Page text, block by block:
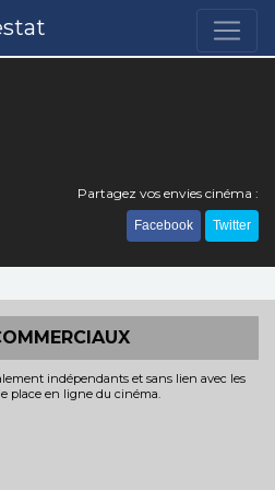
Partagez vos envies cinéma :
Facebook Twitter
indépendants et sans lien avec les
place en ligne du cinéma.